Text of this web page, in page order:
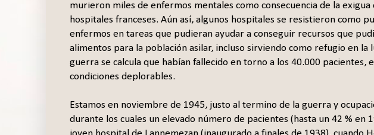
murieron miles de enfermos mentales como consecuencia de la
hospitales franceses. Aún así, algunos hospitales se resistieron como
enfermos en tareas que pudieran ayudar a conseguir recursos que
alimentos para la población asilar, incluso sirviendo como refugio en la
guerra se calcula que habían fallecido en torno a los 40.000 pacientes,
condiciones deplorables.
Estamos en noviembre de 1945, justo al termino de la guerra y
durante los cuales un elevado número de pacientes (hasta un 42 % en